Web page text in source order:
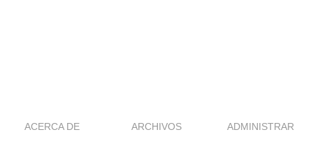
ACERCA DE ARCHIVOS ADMINISTRAR